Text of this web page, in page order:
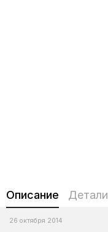
Описание Детали
26 октября 2014